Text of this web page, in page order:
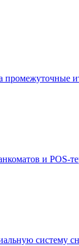
промежуточные
и POS-
систему